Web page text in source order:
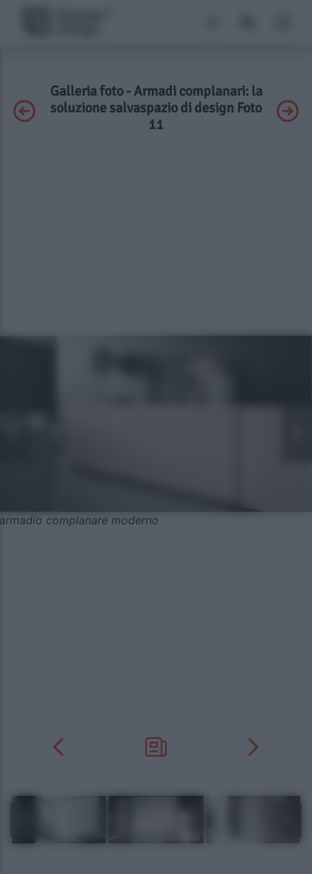
Galleria foto - Armadi complanari: la
soluzione salvaspazio di design Foto
11
armadio complanare moderno